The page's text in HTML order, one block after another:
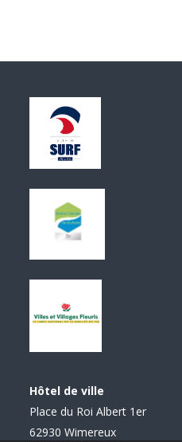
Hôtel de ville
Place du Roi Albert 1er
62930 Wimereux